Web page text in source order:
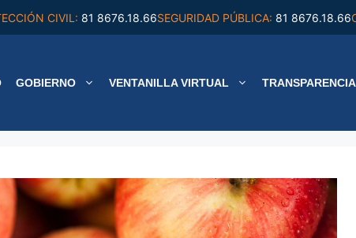
CIVIL: 81 8676.18.66SEGURIDAD PÚBLICA: 81 8676.18.66
GOBIERNO VENTANILLA VIRTUAL TRANSPARENCIA